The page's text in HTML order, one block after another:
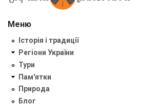
Меню
Історія і традиції
Регіони України
Тури
Пам'ятки
Природа
Блог